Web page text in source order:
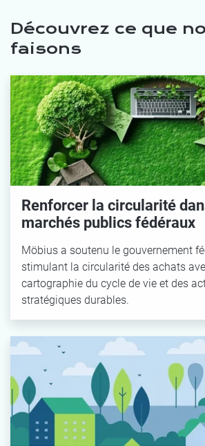
Découvrez ce que
faisons
Renforcer la circularité
marchés publics fédéraux
Möbius a soutenu le gouvernement
stimulant la circularité des achats
cartographie du cycle de vie et des
stratégiques durables.